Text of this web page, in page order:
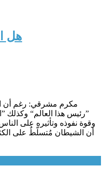
هل
مكرم مشرقي: رغم أن
”رئيس هذا العالم“ وكذلك
وقوة نفوذه وتأثيره على
أن الشيطان مُتسلّطٌ على